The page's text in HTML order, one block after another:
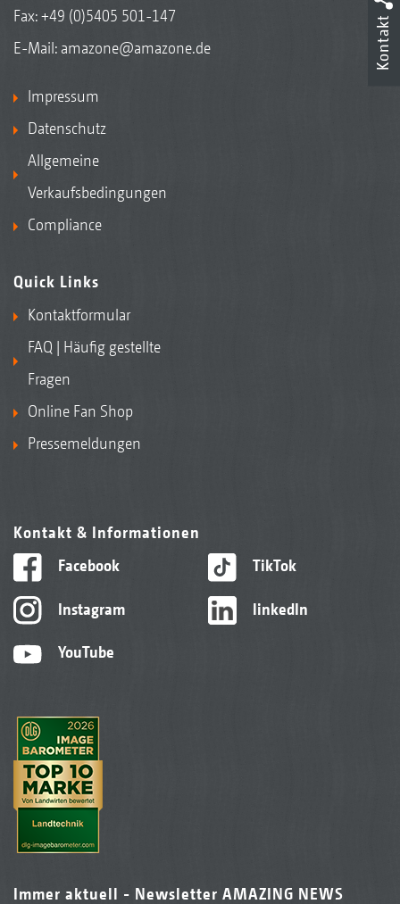
Fax: +49 (0)5405 501-147
E-Mail: amazone@amazone.de
Impressum
Datenschutz
Allgemeine
Verkaufsbedingungen
Compliance
Quick Links
Kontaktformular
FAQ | Häufig gestellte
Fragen
Online Fan Shop
Pressemeldungen
Kontakt & Informationen
Facebook
Instagram
YouTube
TikTok
linkedIn
Immer aktuell - Newsletter AMAZING NEWS
Kontakt